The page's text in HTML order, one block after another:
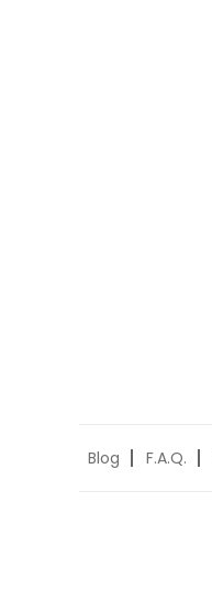
Blog F.A.Q.